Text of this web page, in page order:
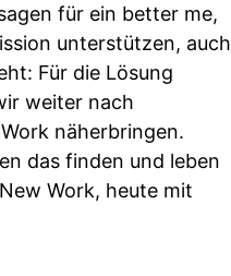
für ein better me,
unterstützen, auch
Für die Lösung
weiter nach
näherbringen.
das finden und leben
Work, heute mit